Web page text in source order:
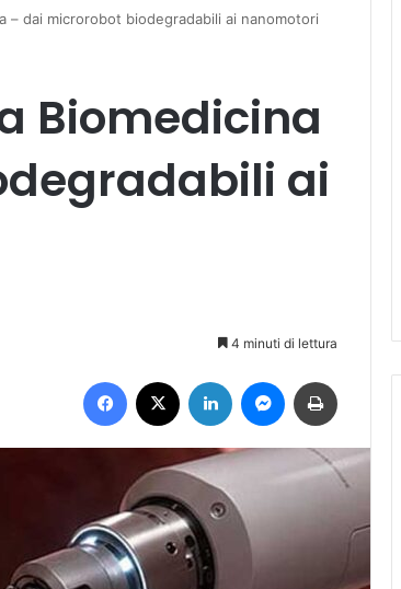
– dai microrobot biodegradabili ai nanomotori
Biomedicina
ai
4 minuti di lettura